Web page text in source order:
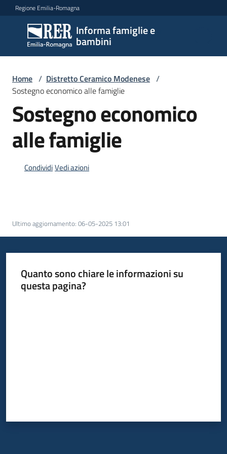
Vai al contenuto
Vai alla navigazione
Vai al footer
Regione Emilia-Romagna
Informa famiglie e
bambini
Informa
famiglie
e
bambini
Argomenti
famiglie
locali
Home / Distretto Ceramico Modenese /
Sostegno economico alle famiglie
Sostegno economico
alle famiglie
CondividiVedi azioni
Ultimo aggiornamento: 06-05-2025 13:01
Quanto sono chiare le informazioni su
questa pagina?